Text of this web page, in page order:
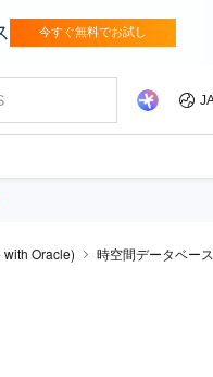
with Oracle) 時空間データベース